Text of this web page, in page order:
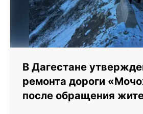
В Дагестане
ремонта дороги
после обращения